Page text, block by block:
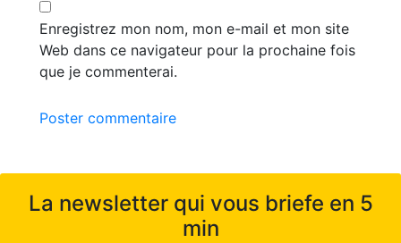
Enregistrez mon nom, mon e-mail et mon site
Web dans ce navigateur pour la prochaine fois
que je commenterai.
Poster commentaire
La newsletter qui vous briefe en 5
min